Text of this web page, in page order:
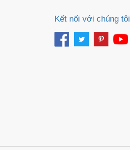
Kết nối với chúng tôi